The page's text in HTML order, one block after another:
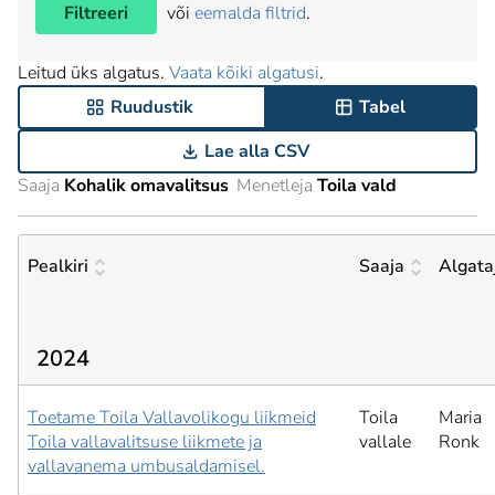
Filtreeri
või eemalda filtrid.
Leitud üks algatus. Vaata kõiki algatusi.
Ruudustik
Tabel
Lae alla CSV
Saaja Kohalik omavalitsus Menetleja Toila vald
Pealkiri Saaja
2024
Toetame Toila Vallavolikogu liikmeid
Toila vallavalitsuse liikmete ja
vallavanema umbusaldamisel.
Toila
vallale
Maria
Ronk